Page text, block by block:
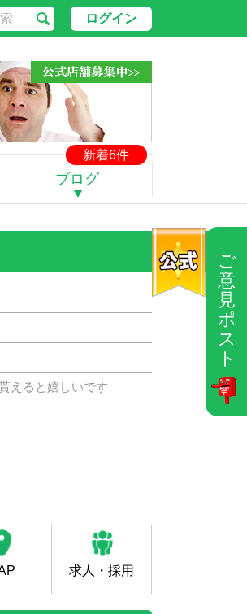
ご
意
見
ポ
ス
ト
ログイン
新着6件
ブログ
えると嬉しいです
求人・採用